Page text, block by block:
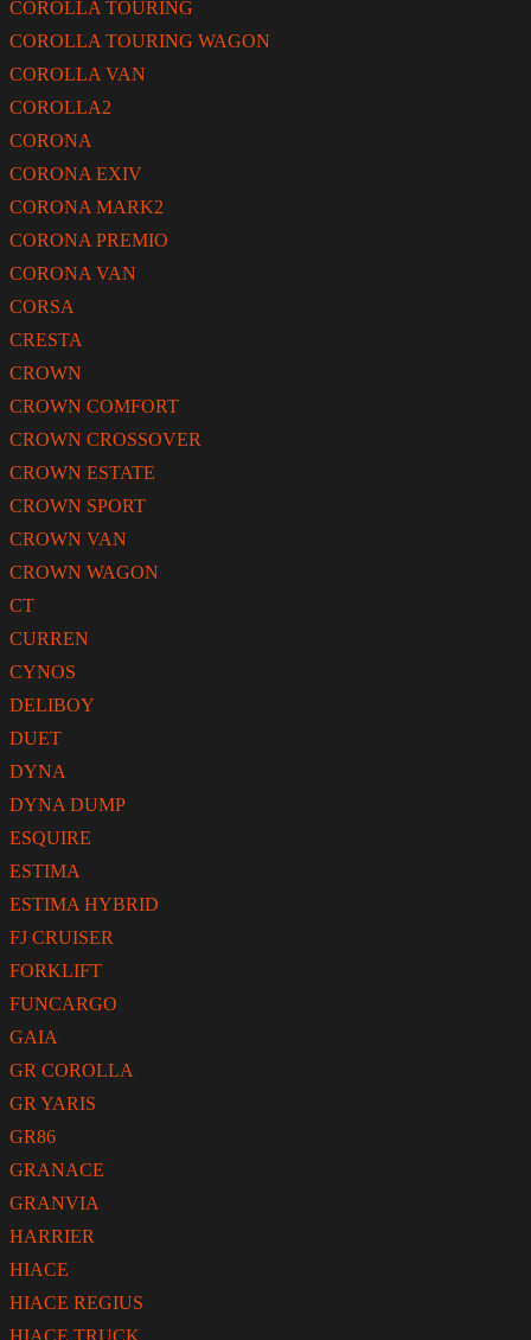
COROLLA TOURING
COROLLA TOURING WAGON
COROLLA VAN
COROLLA2
CORONA
CORONA EXIV
CORONA MARK2
CORONA PREMIO
CORONA VAN
CORSA
CRESTA
CROWN
CROWN COMFORT
CROWN CROSSOVER
CROWN ESTATE
CROWN SPORT
CROWN VAN
CROWN WAGON
CT
CURREN
CYNOS
DELIBOY
DUET
DYNA
DYNA DUMP
ESQUIRE
ESTIMA
ESTIMA HYBRID
FJ CRUISER
FORKLIFT
FUNCARGO
GAIA
GR COROLLA
GR YARIS
GR86
GRANACE
GRANVIA
HARRIER
HIACE
HIACE REGIUS
HIACE TRUCK